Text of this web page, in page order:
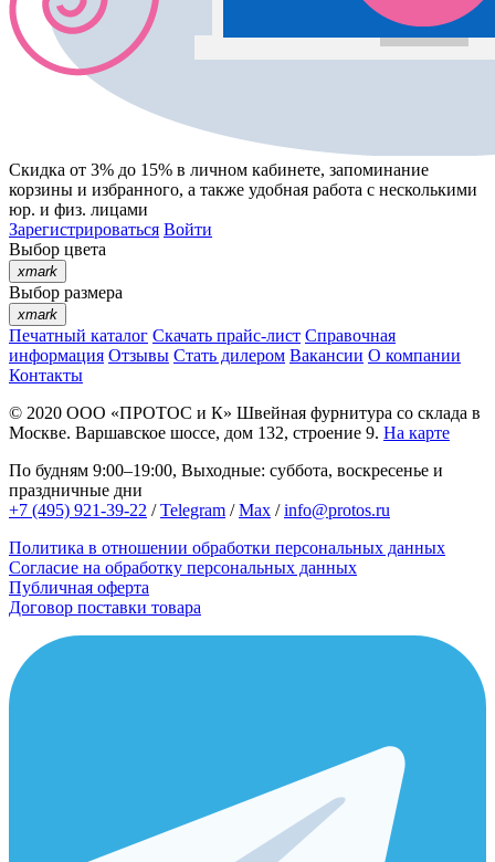
Скидка от 3% до 15% в личном кабинете, запоминание
корзины и избранного, а также удобная работа с несколькими
юр. и физ. лицами
Зарегистрироваться Войти
Выбор цвета
xmark
Выбор размера
xmark
Печатный каталог Скачать прайс-лист Справочная
информация Отзывы Стать дилером Вакансии О компании
Контакты
© 2020 ООО «ПРОТОС и К» Швейная фурнитура со склада в
Москве. Варшавское шоссе, дом 132, строение 9. На карте
По будням 9:00–19:00, Выходные: суббота, воскресенье и
праздничные дни
+7 (495) 921-39-22 /Telegram /Max /info@protos.ru
Политика в отношении обработки персональных данных
Согласие на обработку персональных данных
Публичная оферта
Договор поставки товара